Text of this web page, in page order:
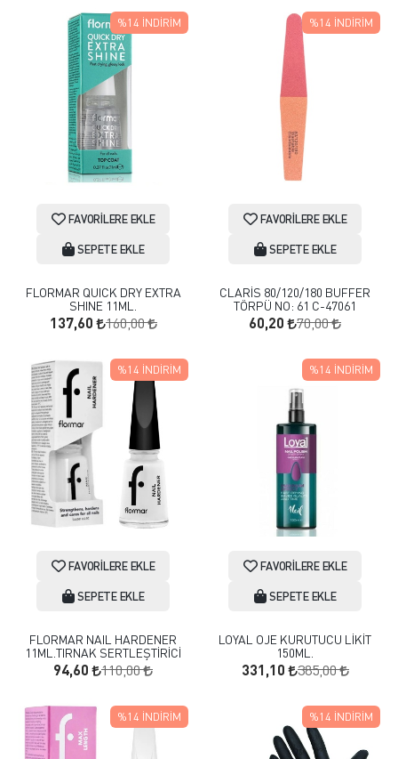
FAVORILERE EKLE
SEPETE EKLE
FLORMAR QUICK DRY EXTRA
SHINE 11ML.
137,60 160,00
%14 İNDIRIM
FAVORILERE EKLE
SEPETE EKLE
CLARİS 80/120/180 BUFFER
TÖRPÜ NO: 61 C-47061
60,20 70,00
%14 İNDIRIM
FAVORILERE EKLE
SEPETE EKLE
FLORMAR NAIL HARDENER
11ML.TIRNAK SERTLEŞTİRİCİ
94,60 110,00
%14 İNDIRIM
FAVORILERE EKLE
SEPETE EKLE
LOYAL OJE KURUTUCU LİKİT
150ML.
331,10 385,00
%14 İNDIRIM
%14 İNDIRIM %14 İNDIRIM